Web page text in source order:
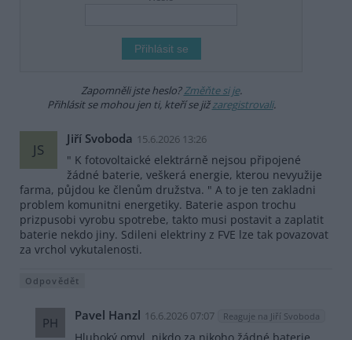
Zapomněli jste heslo?Změňte si je.
Přihlásit se mohou jen ti, kteří se jižzaregistrovali.
JS
Jiří Svoboda 15.6.2026 13:26
" K fotovoltaické elektrárně nejsou připojené
žádné baterie, veškerá energie, kterou nevyužije
farma, půjdou ke členům družstva. " A to je ten zakladni
problem komunitni energetiky. Baterie aspon trochu
prizpusobi vyrobu spotrebe, takto musi postavit a zaplatit
baterie nekdo jiny. Sdileni elektriny z FVE lze tak povazovat
za vrchol vykutalenosti.
Odpovědět
PH Pavel Hanzl 16.6.2026 07:07 Reaguje na Jiří Svoboda
Hluboký omyl, nikdo za nikoho žádné baterie